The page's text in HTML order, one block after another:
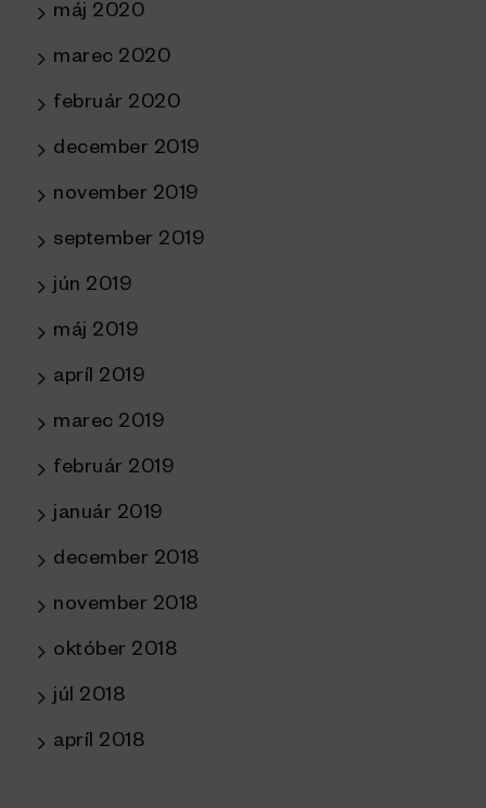
máj 2020
marec 2020
február 2020
december 2019
november 2019
september 2019
jún 2019
máj 2019
apríl 2019
marec 2019
február 2019
január 2019
december 2018
november 2018
október 2018
júl 2018
apríl 2018